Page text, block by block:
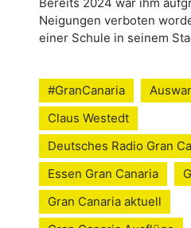
Neigungen verboten
einer Schule in seinem
#GranCanaria
Claus Westedt
Deutsches Radio Gran
Essen Gran Canaria
Gran Canaria aktuell